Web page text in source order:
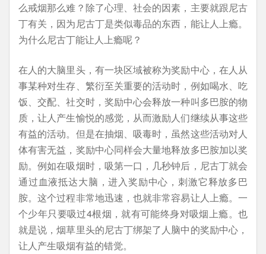
么戒烟那么难？除了心理、社会的因素，主要就跟尼古
丁有关，因为尼古丁是类似毒品的东西，能让人上瘾。
为什么尼古丁能让人上瘾呢？
在人的大脑里头，有一块区域被称为奖励中心，在人从
事某种对生存、繁衍至关重要的活动时，例如喝水、吃
饭、交配、社交时，奖励中心会释放一种叫多巴胺的物
质，让人产生愉悦的感觉，从而激励人们继续从事这些
有益的活动。但是在抽烟、吸毒时，虽然这些活动对人
体有害无益，奖励中心同样会大量地释放多巴胺加以奖
励。例如在吸烟时，吸第一口，几秒钟后，尼古丁就会
通过血液抵达大脑，进入奖励中心，刺激它释放多巴
胺。这个过程非常地迅速，也就非常容易让人上瘾。一
个少年只要吸过4根烟，就有可能终身对吸烟上瘾。也
就是说，烟草里头的尼古丁绑架了人脑中的奖励中心，
让人产生吸烟有益的错觉。